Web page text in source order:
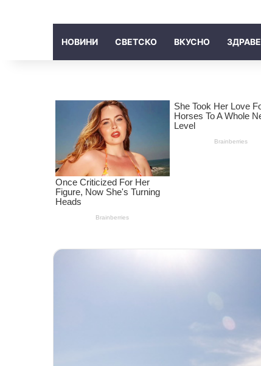
НОВИНИ СВЕТСКО ВКУСНО ЗДРАВЕ